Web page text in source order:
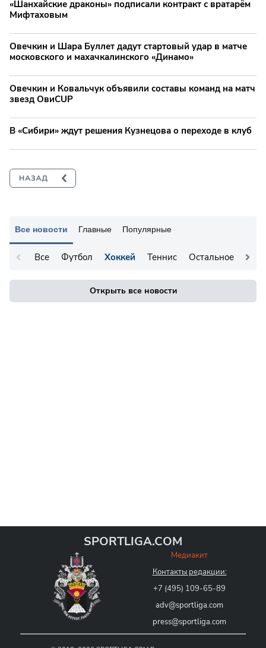
Все новости Главные Популярные
Все Футбол Хоккей Теннис Остальное
Открыть все новости
«Шанхайские драконы» подписали контракт с вратарём
Мифтаховым
Овечкин и Шара Буллет дадут стартовый удар в матче
московского и махачкалинского «Динамо»
Овечкин и Ковальчук объявили составы команд на матч
звезд ОвиCUP
В «Сибири» ждут решения Кузнецова о переходе в клуб
SPORTLIGA.COM
Медиакит
Контакты редакции:
+7 (495) 109-65-89
adv@sportliga.com
press@sportliga.com